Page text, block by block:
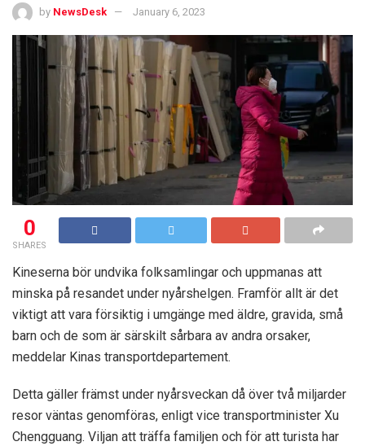
by NewsDesk January 6, 2023
0
SHARES
Kineserna bör undvika folksamlingar och uppmanas att
minska på resandet under nyårshelgen. Framför allt är det
viktigt att vara försiktig i umgänge med äldre, gravida, små
barn och de som är särskilt sårbara av andra orsaker,
meddelar Kinas transportdepartement.
Detta gäller främst under nyårsveckan då över två miljarder
resor väntas genomföras, enligt vice transportminister Xu
Chengguang. Viljan att träffa familjen och för att turista har